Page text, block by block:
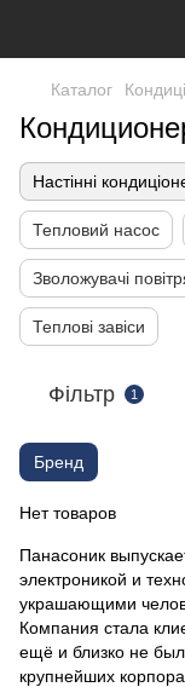
Каталог
Настінні
Тепловий насос
Зволожувачі
Теплові завіси
Фільтр 1
Бренд
Нет товаров
Панасоник
электроникой и
украшающими
Компания стала
ещё и близко не
крупнейших